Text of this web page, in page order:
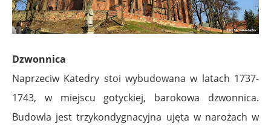
Dzwonnica
Naprzeciw Katedry stoi wybudowana w latach 1737-
1743, w miejscu gotyckiej, barokowa dzwonnica.
Budowla jest trzykondygnacyjna ujęta w narożach w